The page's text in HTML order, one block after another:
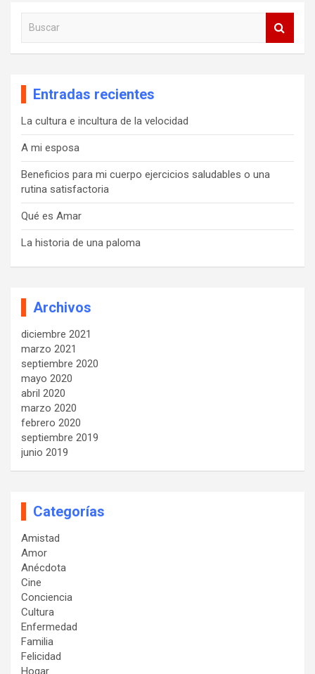
Entradas recientes
La cultura e incultura de la velocidad
A mi esposa
Beneficios para mi cuerpo ejercicios saludables o una
rutina satisfactoria
Qué es Amar
La historia de una paloma
Archivos
diciembre 2021
marzo 2021
septiembre 2020
mayo 2020
abril 2020
marzo 2020
febrero 2020
septiembre 2019
junio 2019
Categorías
Amistad
Amor
Anécdota
Cine
Conciencia
Cultura
Enfermedad
Familia
Felicidad
Hogar